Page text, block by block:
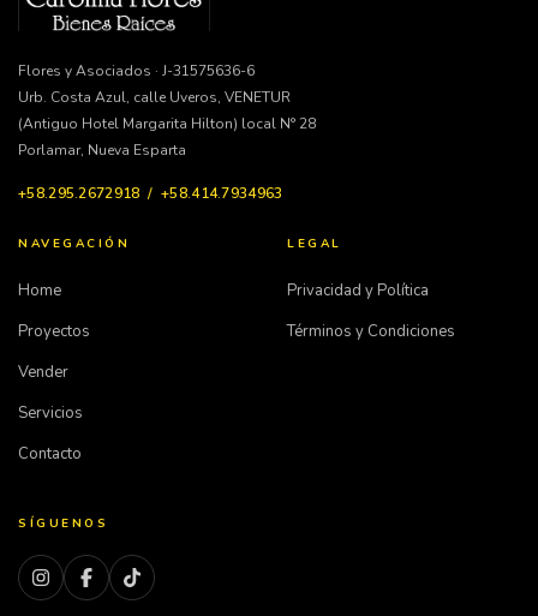
Flores y Asociados · J-31575636-6
Urb. Costa Azul, calle Uveros, VENETUR
(Antiguo Hotel Margarita Hilton) local N° 28
Porlamar, Nueva Esparta
+58.295.2672918 / +58.414.7934963
NAVEGACIÓN
Home
Proyectos
Vender
Servicios
Contacto
LEGAL
Privacidad y Política
Términos y Condiciones
SÍGUENOS